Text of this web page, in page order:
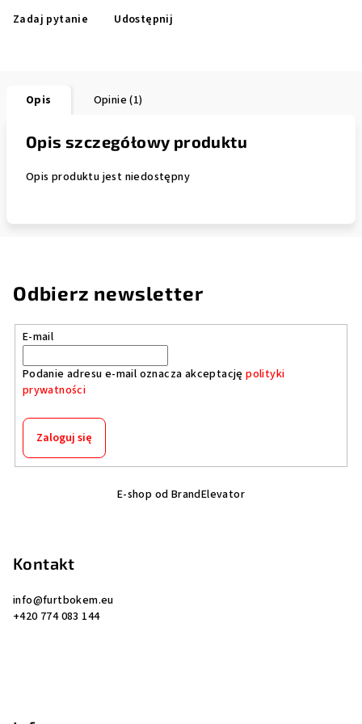
Zadaj pytanie Udostępnij
Opis Opinie (1)
Opis szczegółowy produktu
Opis produktu jest niedostępny
Odbierz newsletter
E-mail
Podanie adresu e-mail oznacza akceptacjępolityki
prywatności
Zaloguj się
E-shop od BrandElevator
Kontakt
info@furtbokem.eu
+420 774 083 144